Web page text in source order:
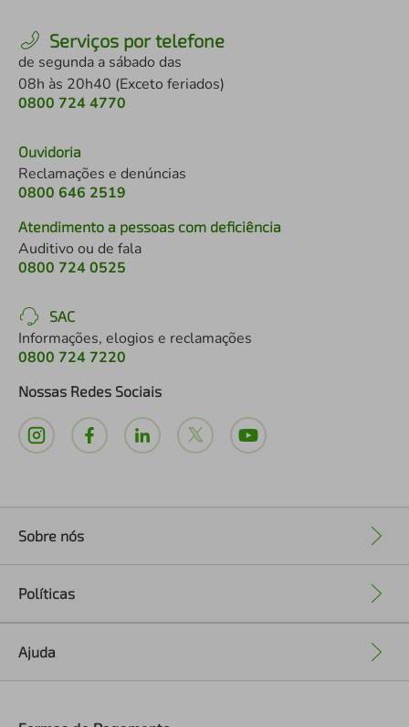
Serviços por telefone
de segunda a sábado das
08h às 20h40 (Exceto feriados)
0800 724 4770
Ouvidoria
Reclamações e denúncias
0800 646 2519
Atendimento a pessoas com deficiência
Auditivo ou de fala
0800 724 0525
SAC
Informações, elogios e reclamações
0800 724 7220
Nossas Redes Sociais
Sobre nós
Políticas
Ajuda